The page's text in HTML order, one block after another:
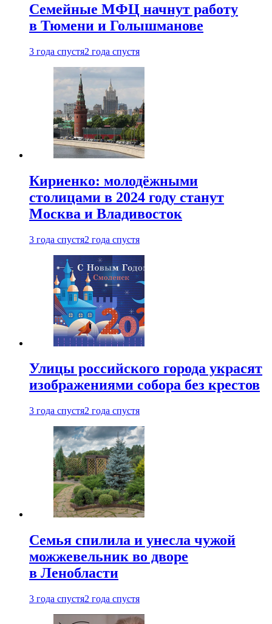
Семейные МФЦ начнут работу
в Тюмени и Голышманове
3 года спустя2 года спустя
Кириенко: молодёжными
столицами в 2024 году станут
Москва и Владивосток
3 года спустя2 года спустя
Улицы российского города украсят
изображениями собора без крестов
3 года спустя2 года спустя
Семья спилила и унесла чужой
можжевельник во дворе
в Ленобласти
3 года спустя2 года спустя